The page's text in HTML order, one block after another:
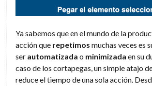
Ya sabemos que en el mundo de la
acción que repetimos muchas veces es
ser automatizada o minimizada en su
caso de los cortapegas, un simple atajo
reduce el tiempo de una sola acción.